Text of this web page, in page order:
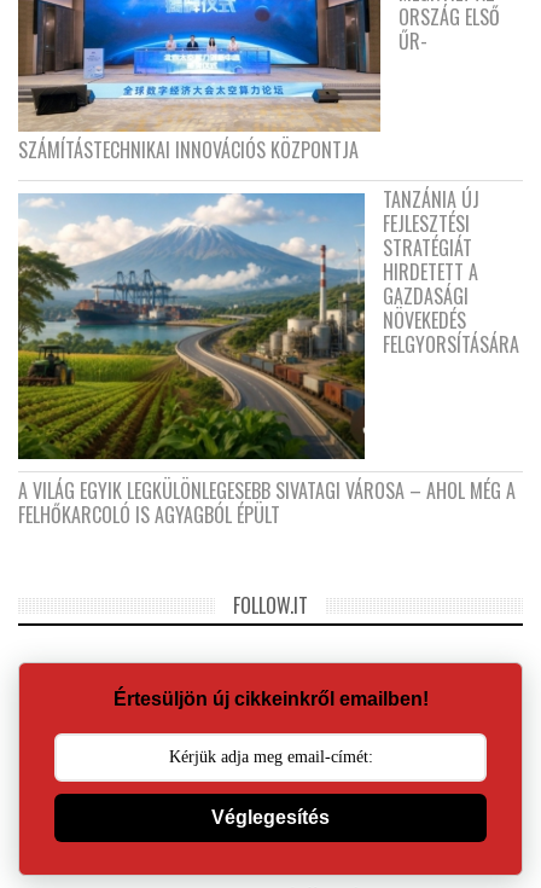
ORSZÁG ELSŐ
ŰR-
SZÁMÍTÁSTECHNIKAI INNOVÁCIÓS KÖZPONTJA
TANZÁNIA ÚJ
FEJLESZTÉSI
STRATÉGIÁT
HIRDETETT A
GAZDASÁGI
NÖVEKEDÉS
FELGYORSÍTÁSÁRA
A VILÁG EGYIK LEGKÜLÖNLEGESEBB SIVATAGI VÁROSA – AHOL MÉG A
FELHŐKARCOLÓ IS AGYAGBÓL ÉPÜLT
FOLLOW.IT
Értesüljön új cikkeinkről emailben!
Véglegesítés